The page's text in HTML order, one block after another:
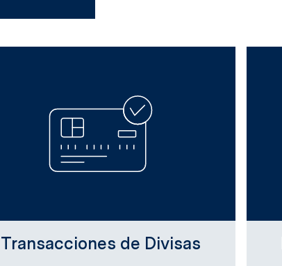
Transacciones de Divisas